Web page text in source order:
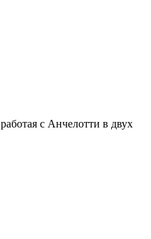
с Анчелотти в двух